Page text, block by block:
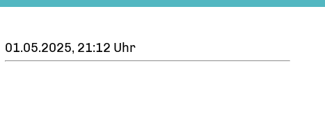
01.05.2025, 21:12 Uhr